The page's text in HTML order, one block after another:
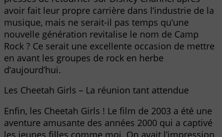
avoir fait leur propre carrière dans l’industrie de la
musique, mais ne serait-il pas temps qu’une
nouvelle génération revitalise le nom de Camp
Rock ? Ce serait une excellente occasion de mettre
en avant les groupes de rock en herbe
d’aujourd’hui.
Les Cheetah Girls – La réunion tant attendue
Enfin, les Cheetah Girls ! Le film de 2003 a été une
aventure amusante des années 2000 qui a captivé
les jeunes filles comme moi. On avait l’impression